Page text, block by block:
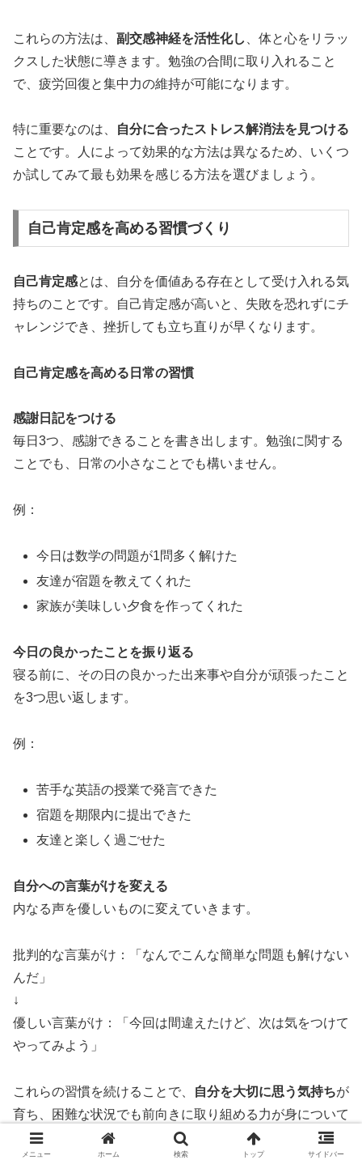
これらの方法は、 副交感神経を活性化し
、体と心をリラッ
クスした状態に導きます。勉強の合間に取り入れること
で、疲労回復と集中力の維持が可能になります。
特に重要なのは、
自分に合ったストレス解消法を見つける
ことです。人によって効果的な方法は異なるため、いくつ
か試してみて最も効果を感じる方法を選びましょう。
自己肯定感を高める習慣づくり
自己肯定感とは、自分を価値ある存在として受け入れる気
持ちのことです。自己肯定感が高いと、失敗を恐れずにチ
ャレンジでき、挫折しても立ち直りが早くなります。
自己肯定感を高める日常の習慣
感謝日記をつける
毎日3つ、感謝できることを書き出します。勉強に関する
ことでも、日常の小さなことでも構いません。
例：
今日は数学の問題が1問多く解けた
友達が宿題を教えてくれた
家族が美味しい夕食を作ってくれた
今日の良かったことを振り返る
寝る前に、その日の良かった出来事や自分が頑張ったこと
を3つ思い返します。
例：
苦手な英語の授業で発言できた
宿題を期限内に提出できた
友達と楽しく過ごせた
自分への言葉がけを変える
内なる声を優しいものに変えていきます。
批判的な言葉がけ：「なんでこんな簡単な問題も解けない
んだ」
↓
優しい言葉がけ：「今回は間違えたけど、次は気をつけて
やってみよう」
これらの習慣を続けることで、 自分を大切に思う気持ちが
育ち、困難な状況でも前向きに取り組める力が身について
きます。自己肯定感が高まると、他人と比較することが減
り、自分のペースで着実に成長できるようになります。
メニュー ホーム 検索 トップ サイドバー